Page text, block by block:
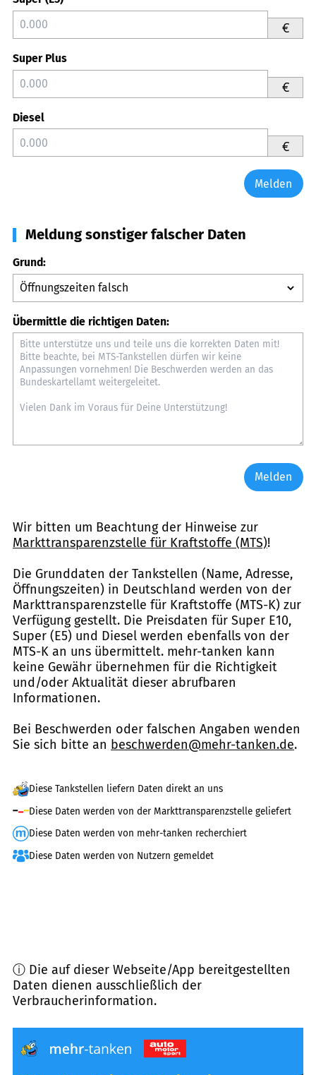
€
Super Plus
€
Diesel
€
Melden
Meldung sonstiger falscher Daten
Grund:
Übermittle die richtigen Daten:
Melden
Wir bitten um Beachtung der Hinweise zur
Markttransparenzstelle für Kraftstoffe (MTS)!
Die Grunddaten der Tankstellen (Name, Adresse,
Öffnungszeiten) in Deutschland werden von der
Markttransparenzstelle für Kraftstoffe (MTS-K) zur
Verfügung gestellt. Die Preisdaten für Super E10,
Super (E5) und Diesel werden ebenfalls von der
MTS-K an uns übermittelt. mehr-tanken kann
keine Gewähr übernehmen für die Richtigkeit
und/oder Aktualität dieser abrufbaren
Informationen.
Bei Beschwerden oder falschen Angaben wenden
Sie sich bitte an beschwerden@mehr-tanken.de.
Diese Tankstellen liefern Daten direkt an uns
Diese Daten werden von der Markttransparenzstelle geliefert
Diese Daten werden von mehr-tanken recherchiert
Diese Daten werden von Nutzern gemeldet
ⓘ Die auf dieser Webseite/App bereitgestellten
Daten dienen ausschließlich der
Verbraucherinformation.